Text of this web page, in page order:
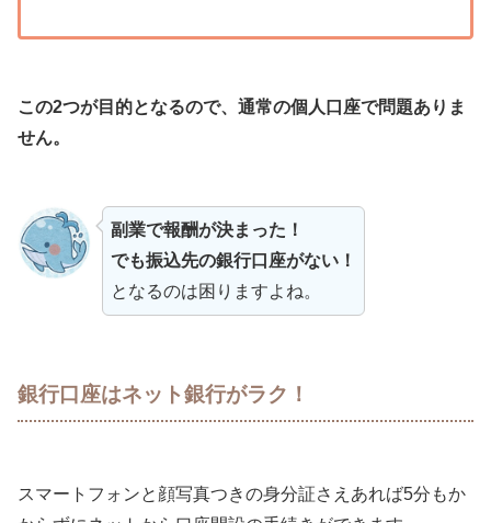
この2つが目的となるので、通常の個人口座で問題ありま
せん。
副業で報酬が決まった！
でも振込先の銀行口座がない！
となるのは困りますよね。
銀行口座はネット銀行がラク！
スマートフォンと顔写真つきの身分証さえあれば5分もか